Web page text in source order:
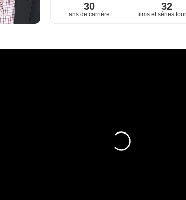
30
ans de carrière
32
films et séries